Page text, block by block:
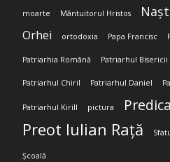
moarte Mântuitorul Hristos
Orhei ortodoxia Papa Francisc
Patriarhia Română Patriarhul
Patriarhul Chiril Patriarhul Daniel
Patriarhul Kirill pictura Predica
Preot Iulian Rață
Școală